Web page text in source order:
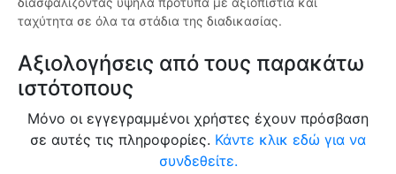
ταχύτητα σε όλα τα στάδια της διαδικασίας.
Αξιολογήσεις από τους παρακάτω
ιστότοπους
Μόνο οι εγγεγραμμένοι χρήστες έχουν πρόσβαση
σε αυτές τις πληροφορίες. Κάντε κλικ εδώ για να
συνδεθείτε.